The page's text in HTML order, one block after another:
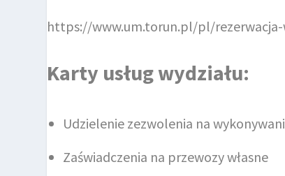
https://www.um.torun.pl/pl/
Karty usług wydziału:
Udzielenie zezwolenia na
Zaświadczenia na przewozy własne